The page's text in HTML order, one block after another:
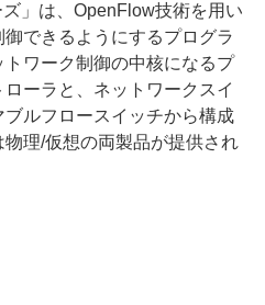
」は、OpenFlow技術を用い
できるようにするプログラ
ワーク制御の中核になるプ
ーラと、ネットワークスイ
ルフロースイッチから構成
理/仮想の両製品が提供され